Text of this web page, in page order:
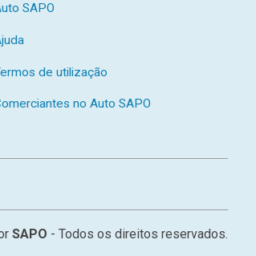
SAPO
de utilização
no Auto SAPO
SAPO - Todos os direitos reservados.